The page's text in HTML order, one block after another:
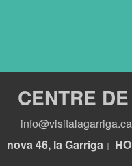
CENTRE
nova 46, la Garriga